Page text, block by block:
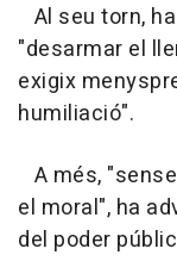
Al seu torn,
"desarmar el
exigix
humiliació".
A més,
el moral", ha
del poder